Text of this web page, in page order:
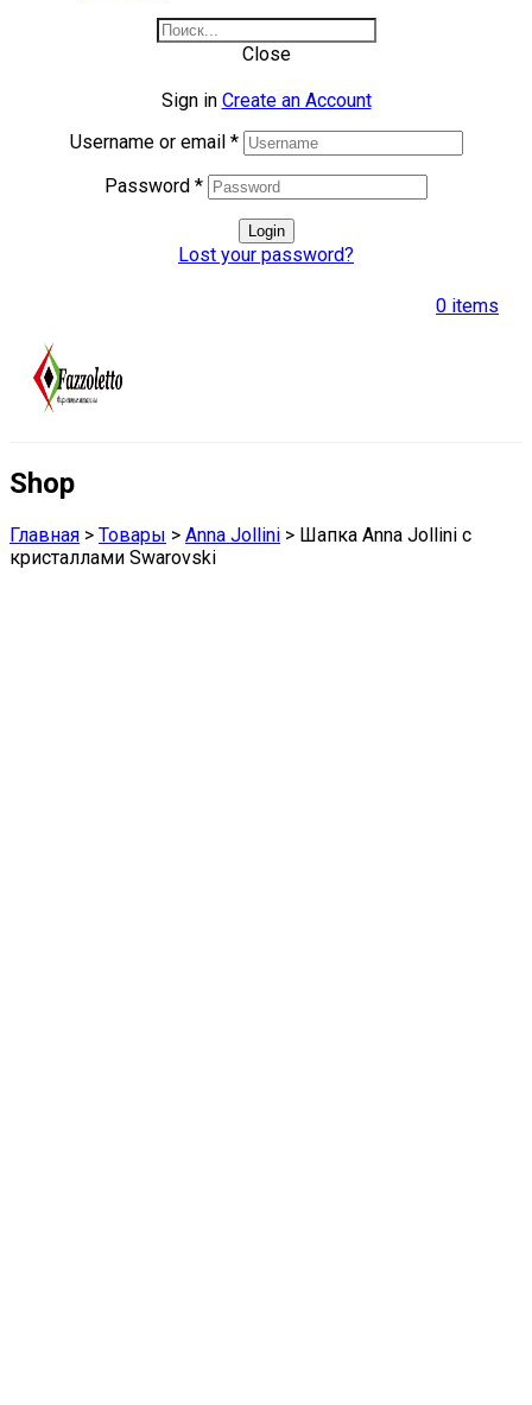
Close
Sign in Create an Account
Username or email *
Password *
Login
Lost your password?
0 items
Shop
Главная > Товары > Anna Jollini > Шапка Anna Jollini с
кристаллами Swarovski